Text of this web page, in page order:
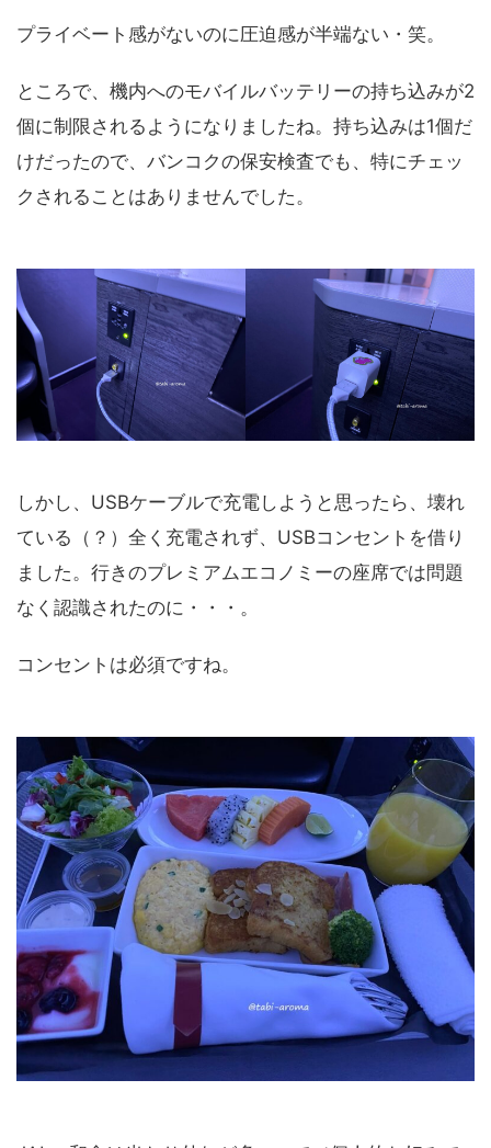
プライベート感がないのに圧迫感が半端ない・笑。
ところで、機内へのモバイルバッテリーの持ち込みが2
個に制限されるようになりましたね。持ち込みは1個だ
けだったので、バンコクの保安検査でも、特にチェッ
クされることはありませんでした。
しかし、USBケーブルで充電しようと思ったら、壊れ
ている（？）全く充電されず、USBコンセントを借り
ました。行きのプレミアムエコノミーの座席では問題
なく認識されたのに・・・。
コンセントは必須ですね。